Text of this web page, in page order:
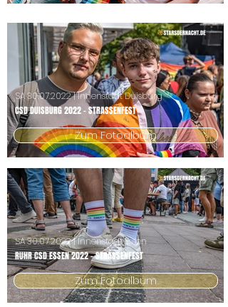
CSD DUISBURG 2022 - STRASSENFEST
SA30.07.2022| Innenstadt Duisburg
Zum Fotoalbum
RUHR CSD ESSEN 2022 - STRASSENFEST
SA30.07.2022| Innenstadt Essen
Zum Fotoalbum